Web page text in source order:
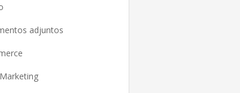
adjuntos